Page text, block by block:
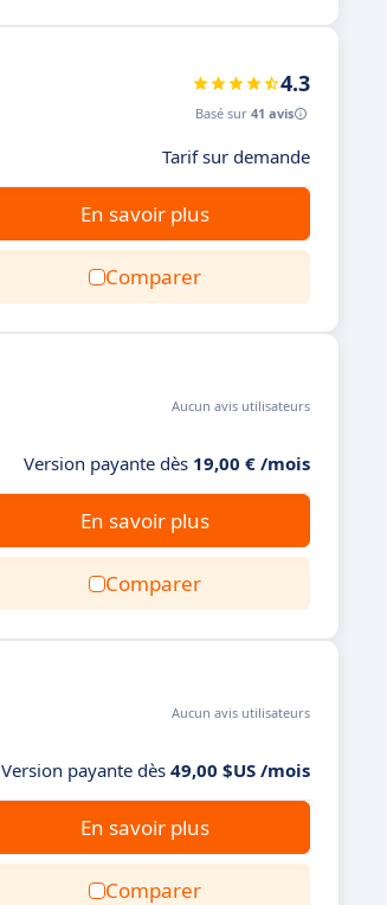
4.3
Basé sur 41 avis
Tarif sur demande
En savoir plus
Comparer
Aucun avis utilisateurs
Version payante dès 19,00 € /mois
En savoir plus
Comparer
Aucun avis utilisateurs
Version payante dès 49,00 $US /mois
En savoir plus
Comparer